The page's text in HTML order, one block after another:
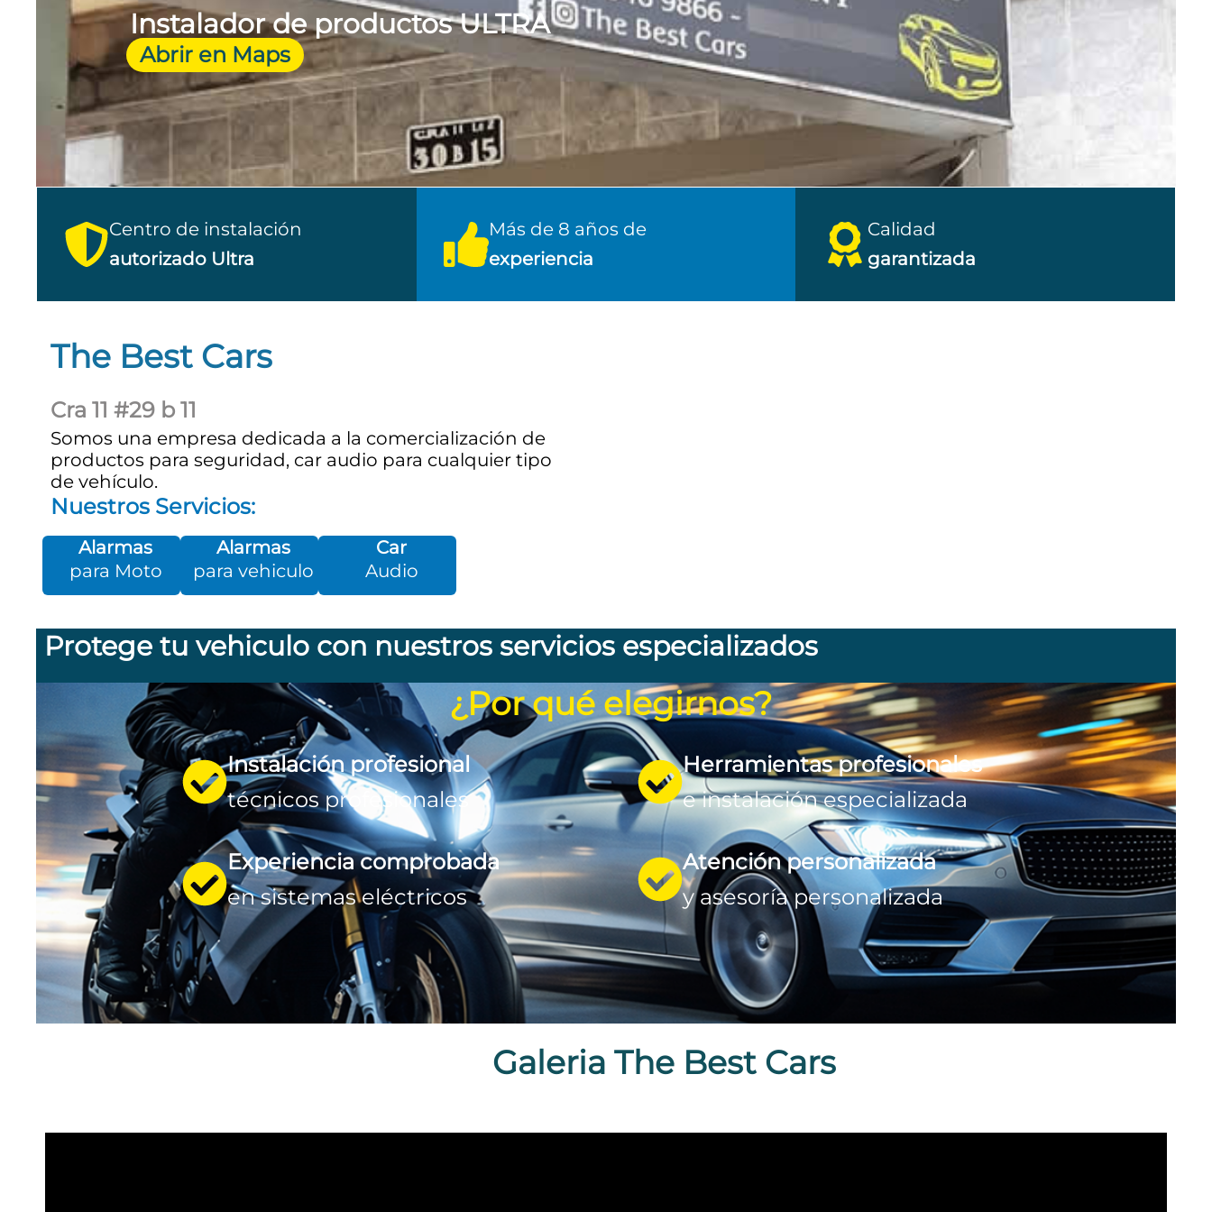
Instalador de productos ULTRA
Abrir en Maps
Centro de instalación
autorizado Ultra
Más de 8 años de
experiencia
Calidad
garantizada
The Best Cars
Cra 11 #29 b 11
Somos una empresa dedicada a la comercialización de
productos para seguridad, car audio para cualquier tipo
de vehículo.
Nuestros Servicios:
Alarmas
para Moto
Alarmas
para vehiculo
Car
Audio
Protege tu vehiculo con nuestros servicios especializados
¿Por qué elegirnos?
Instalación profesional
técnicos profesionales
Herramientas profesionales
e instalación especializada
Experiencia comprobada
en sistemas eléctricos
Atención personalizada
y asesoría personalizada
Galeria The Best Cars